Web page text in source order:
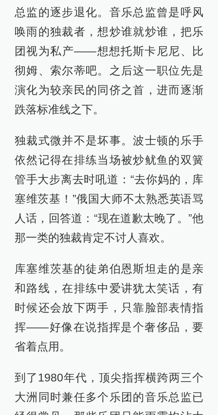
总监的逐步退化。音乐总监曾是呼风
唤雨的独裁者，想炒谁就炒谁，把乐
团视为私产——想想托斯卡尼尼、比
彻姆、索尔蒂吧。之后这一职位先是
演化为较亲民的同侪之首，进而逐渐
跌落标准线之下。
独裁式微并不是坏事。波士顿的乐手
依然记得在排练当场被炒鱿鱼的双簧
管手大步离去时吼道：“去你妈的，库
塞维茨基！”俄国大师不太熟悉英语骂
人话，回答道：“现在道歉太晚了。”他
那一类的独裁肯定不讨人喜欢。
库塞维茨基的徒弟伯恩斯坦走的是亲
和路线，在排练中爱讲犹太笑话，有
时候还会放下两手，只靠脸部表情指
挥——好像在说指挥是个奢侈品，要
省着点用。
到了1980年代，顶尖指挥横跨两三个
大洲同时兼任多个乐团的音乐总监已